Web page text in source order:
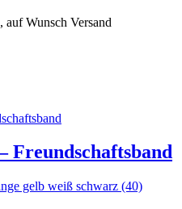
auf Wunsch Versand
Freundschaftsband